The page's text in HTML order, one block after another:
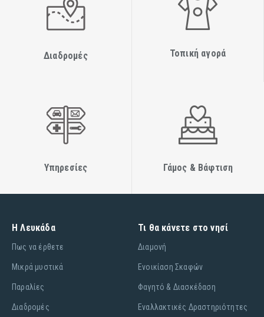
Διαδρομές Τοπική αγορά
Υπηρεσίες Γάμος & Βάφτιση
Η Λευκάδα
Πως να έρθετε
Μικρά μυστικά
Παραλίες
Διαδρομές
Τι θα κάνετε στο νησί
Διαμονή
Ενοικίαση Σκαφών
Φαγητό & Διασκέδαση
Εναλλακτικές Δραστηριότητες